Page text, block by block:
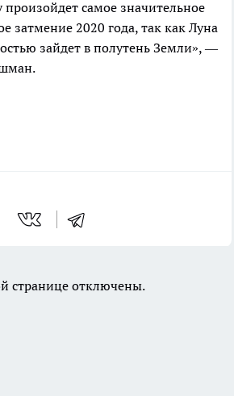
произойдет самое значительное
затмение 2020 года, так как Луна
зайдет в полутень Земли», —
странице отключены.